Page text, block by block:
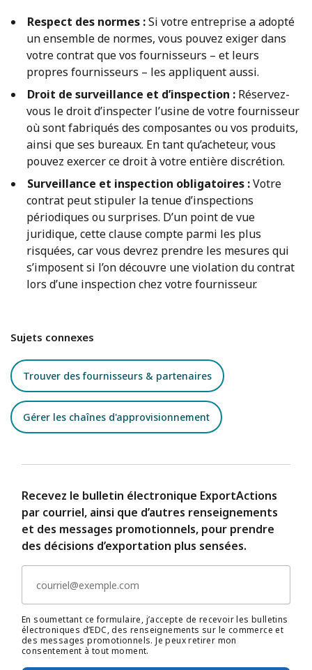
Respect des normes :Si votre entreprise a adopté
un ensemble de normes, vous pouvez exiger dans
votre contrat que vos fournisseurs – et leurs
propres fournisseurs – les appliquent aussi.
Droit de surveillance et d’inspection :Réservez-
vous le droit d’inspecter l’usine de votre fournisseur
où sont fabriqués des composantes ou vos produits,
ainsi que ses bureaux. En tant qu’acheteur, vous
pouvez exercer ce droit à votre entière discrétion.
Surveillance et inspection obligatoires :Votre
contrat peut stipuler la tenue d’inspections
périodiques ou surprises. D’un point de vue
juridique, cette clause compte parmi les plus
risquées, car vous devrez prendre les mesures qui
s’imposent si l’on découvre une violation du contrat
lors d’une inspection chez votre fournisseur.
Sujets connexes
Trouver des fournisseurs & partenaires
Gérer les chaînes d'approvisionnement
Recevez le bulletin électronique ExportActions
par courriel, ainsi que d’autres renseignements
et des messages promotionnels, pour prendre
des décisions d’exportation plus sensées.
En soumettant ce formulaire, j’accepte de recevoir les bulletins
électroniques d’EDC, des renseignements sur le commerce et
des messages promotionnels. Je peux retirer mon
consentement à tout moment.